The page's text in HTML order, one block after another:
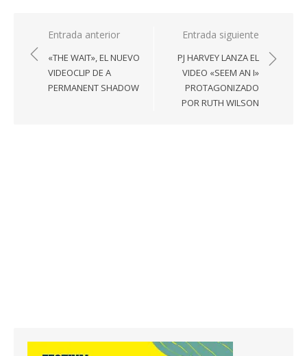
Navegación
de
entradas
Entrada anterior
«THE WAIT», EL NUEVO
VIDEOCLIP DE A
PERMANENT SHADOW
Entrada siguiente
PJ HARVEY LANZA EL
VIDEO «SEEM AN I»
PROTAGONIZADO
POR RUTH WILSON